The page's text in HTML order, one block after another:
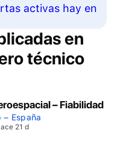
activas hay en
en
técnico
– Fiabilidad
– España
21 d